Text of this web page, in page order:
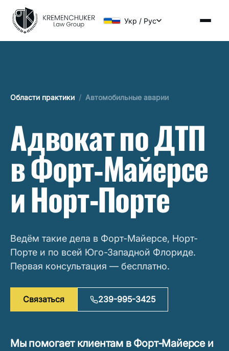
Укр / Рус
Области практики / Автомобильные аварии
Адвокат по ДТП
в Форт‑Майерсе
и Норт-Порте
Ведём такие дела в Форт-Майерсе, Норт-
Порте и по всей Юго-Западной Флориде.
Первая консультация — бесплатно.
Связаться 239-995-3425
Мы помогает клиентам в Форт‑Майерсе и